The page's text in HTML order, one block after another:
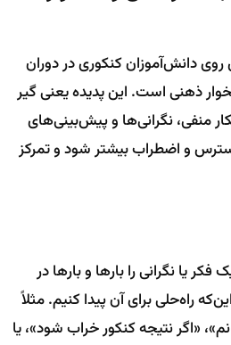
دانش‌آموزان کنکوری در دوران
ذهنی است. این پدیده یعنی گیر
منفی، نگرانی‌ها و پیش‌بینی‌های
و اضطراب بیشتر شود و تمرکز
یا نگرانی را بارها و بارها در
راه‌حلی برای آن پیدا کنیم. مثلاً
«اگر نتیجه کنکور خراب شود»، یا